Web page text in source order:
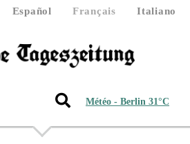
Español Français
Italiano
Météo - Berlin 31°C